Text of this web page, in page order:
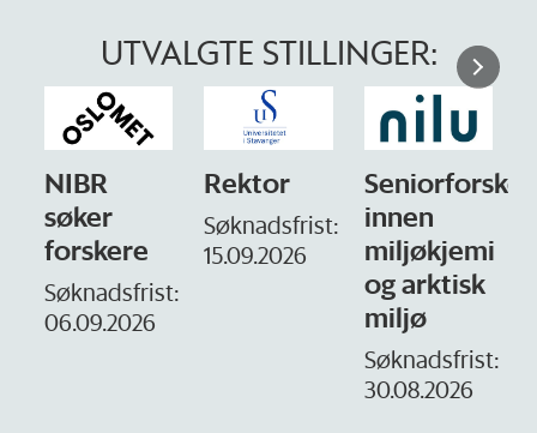
UTVALGTE STILLINGER:
NIBR
søker
forskere
Søknadsfrist:
06.09.2026
Rektor
Søknadsfrist:
15.09.2026
Seniorforsker
innen
miljøkjemi
og arktisk
miljø
Søknadsfrist:
30.08.2026